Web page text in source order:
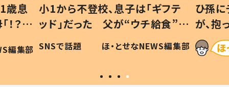
歳息
？」
編集部
小1から不登校、息子は「ギフテ
ッド」だった 父が“ウチ給食”を
作り続ける理由とは #令和の親
#令和の子
SNSで話題 ほ・とせなNEWS編集部
ひ孫
が、
「涙が
い」